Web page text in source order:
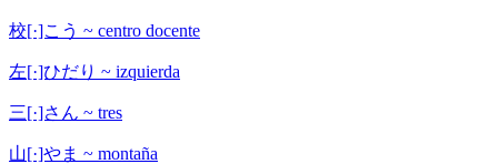
校[·]こう ~ centro docente
左[·]ひだり ~ izquierda
三[·]さん ~ tres
山[·]やま ~ montaña